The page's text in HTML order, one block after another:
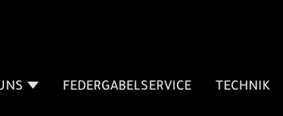
FEDERGABELSERVICE TECHNIK